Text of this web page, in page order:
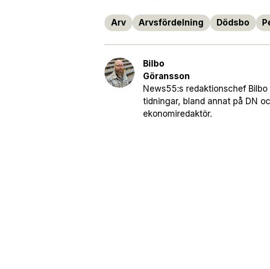
Arv Arvsfördelning Dödsbo
Bilbo
Göransson
News55:s redaktionschef
tidningar, bland annat på DN
ekonomiredaktör.